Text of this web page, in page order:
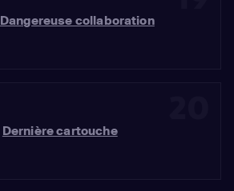
Dangereuse collaboration
Dernière cartouche